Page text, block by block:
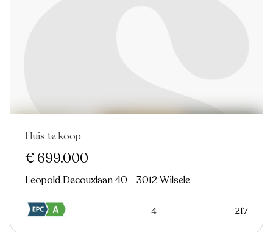
Huis te koop
€ 699.000
Leopold Decouxlaan 40 - 3012 Wilsele
4 217